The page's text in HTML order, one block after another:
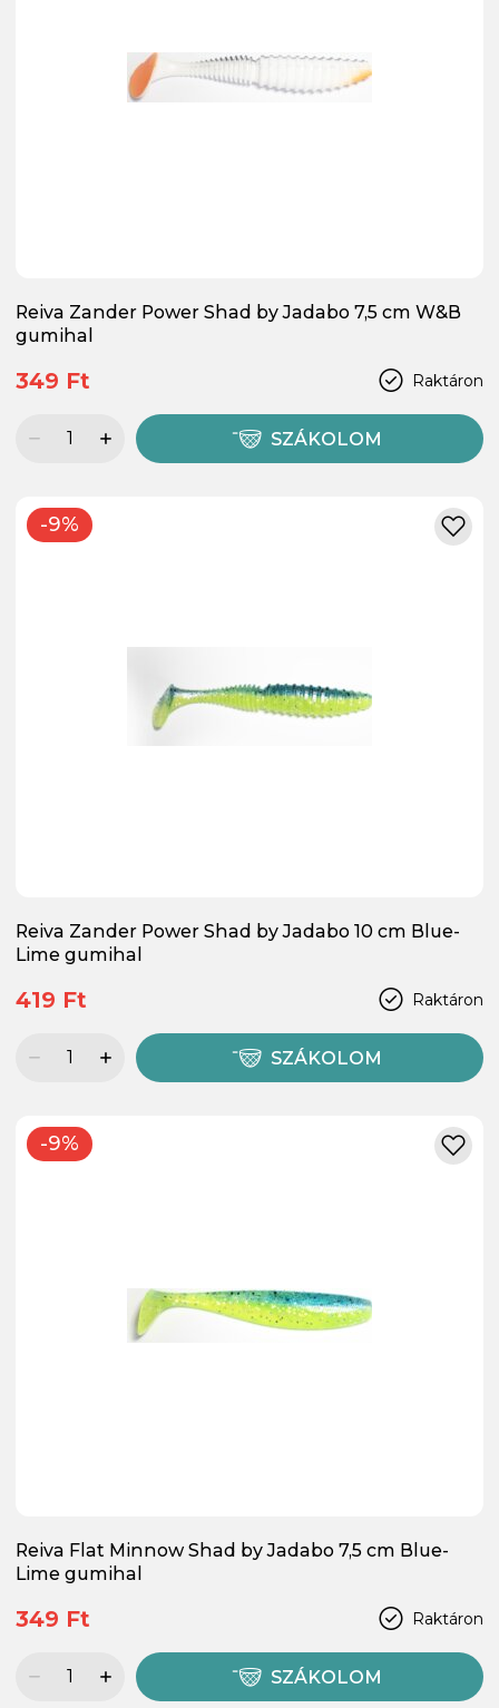
Reiva Zander Power Shad by Jadabo 7,5 cm W&B
gumihal
Raktáron
349 Ft
SZÁKOLOM
-9%
Reiva Zander Power Shad by Jadabo 10 cm Blue-
Lime gumihal
Raktáron
419 Ft
SZÁKOLOM
-9%
Reiva Flat Minnow Shad by Jadabo 7,5 cm Blue-
Lime gumihal
Raktáron
349 Ft
SZÁKOLOM